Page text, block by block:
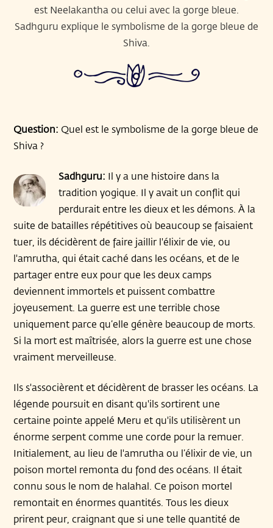
est Neelakantha ou celui avec la gorge bleue.
Sadhguru explique le symbolisme de la gorge bleue de
Shiva.
Question: Quel est le symbolisme de la gorge bleue de
Shiva ?
Sadhguru: Il y a une histoire dans la
tradition yogique. Il y avait un conflit qui
perdurait entre les dieux et les démons. À la
suite de batailles répétitives où beaucoup se faisaient
tuer, ils décidèrent de faire jaillir l'élixir de vie, ou
l'amrutha, qui était caché dans les océans, et de le
partager entre eux pour que les deux camps
deviennent immortels et puissent combattre
joyeusement. La guerre est une terrible chose
uniquement parce qu’elle génère beaucoup de morts.
Si la mort est maîtrisée, alors la guerre est une chose
vraiment merveilleuse.
Ils s'associèrent et décidèrent de brasser les océans. La
légende poursuit en disant qu'ils sortirent une
certaine pointe appelé Meru et qu'ils utilisèrent un
énorme serpent comme une corde pour la remuer.
Initialement, au lieu de l'amrutha ou l’élixir de vie, un
poison mortel remonta du fond des océans. Il était
connu sous le nom de halahal. Ce poison mortel
remontait en énormes quantités. Tous les dieux
prirent peur, craignant que si une telle quantité de